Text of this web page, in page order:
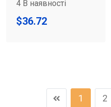
4 В наявності
$36.72
1 2